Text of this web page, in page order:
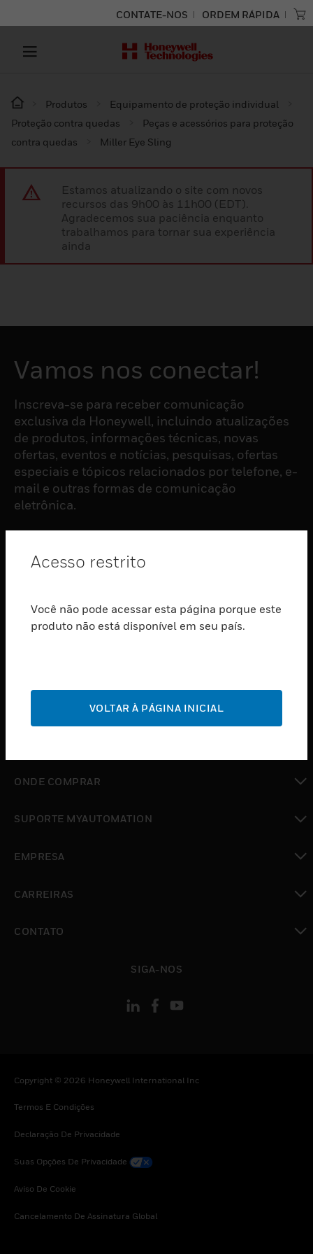
CONTATE-NOS ORDEM RÁPIDA
Produtos
Equipamento de proteção individual
Proteção contra quedas
Peças e acessórios para proteção
contra quedas
Miller Eye Sling
Estamos atualizando o site com novos
recursos das 9h00 às 11h00 (EDT).
Agradecemos sua paciência enquanto
trabalhamos para tornar sua experiência
ainda
Vamos nos conectar!
Inscreva-se para receber comunicação
exclusiva da Honeywell, incluindo atualizações
de produtos, informações técnicas, novas
ofertas, eventos e notícias, pesquisas, ofertas
especiais e tópicos relacionados por telefone, e-
mail e outras formas de comunicação
eletrônica.
toggle view
SOFTWARE
toggle view
ONDE COMPRAR
SUPORTE MYAUTOMATION
EMPRESA
CARREIRAS
CONTATO
SIGA-NOS
Copyright © 2026 Honeywell International Inc
Termos E Condições
Declaração De Privacidade
Suas Opções De Privacidade
Aviso De Cookie
Cancelamento De Assinatura Global
Acesso restrito
Você não pode acessar esta página porque este
produto não está disponível em seu país.
VOLTAR À PÁGINA INICIAL